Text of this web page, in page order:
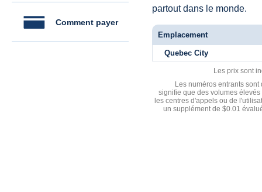
Comment payer
partout dans le monde.
Emplacement
Quebec City
Les prix sont
Les numéros entrants
signifie que des volumes
les centres d'appels ou de
un supplément de $0.01